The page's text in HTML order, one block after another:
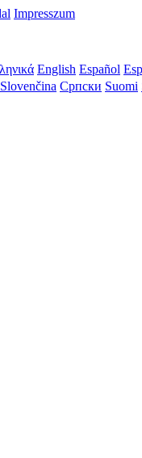
Impresszum
English Español
Slovenčina Српски Suomi